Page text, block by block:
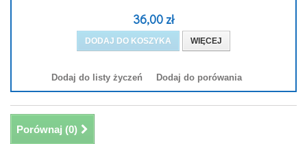
36,00 zł
DODAJ DO KOSZYKA WIĘCEJ
Dodaj do listy życzeń Dodaj do porówania
Porównaj (0)